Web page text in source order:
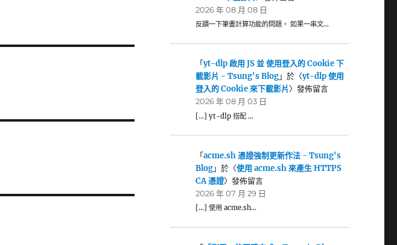
2026 年 08 月 08 日
反饋一下筆畫計算功能的問題， 如果一串文…
「yt-dlp 啟用 JS 並 使用登入的 Cookie 下
載影片 - Tsung's Blog」於〈yt-dlp 使用
登入的 Cookie 來下載影片〉發佈留言
2026 年 08 月 03 日
[…] yt-dlp 搭配 …
「acme.sh 憑證強制更新作法 - Tsung's
Blog」於〈使用 acme.sh 來產生 HTTPS
CA 憑證〉發佈留言
2026 年 07 月 29 日
[…] 使用 acme.sh…